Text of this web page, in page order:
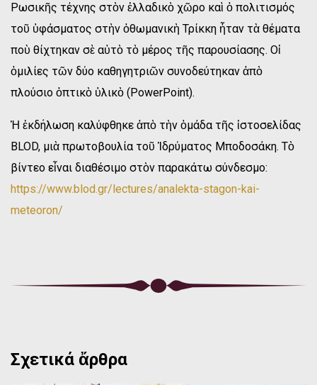
Ρωσικῆς τέχνης στὸν ἑλλαδικὸ χῶρο καὶ ὁ πολιτισμός
τοῦ ὑφάσματος στὴν ὀθωμανικὴ Τρίκκη ἦταν τὰ θέματα
ποὺ θίχτηκαν σὲ αὐτὸ τὸ μέρος τῆς παρουσίασης. Οἱ
ὁμιλίες τῶν δύο καθηγητριῶν συνοδεύτηκαν ἀπὸ
πλούσιο ὀπτικὸ ὑλικὸ (PowerPoint).
Ἡ ἐκδήλωση καλύφθηκε ἀπὸ τὴν ὁμάδα τῆς ἰστοσελίδας
BLOD, μιὰ πρωτοβουλία τοῦ Ἱδρύματος Μποδοσάκη. Τὸ
βίντεο εἶναι διαθέσιμο στὸν παρακάτω σύνδεσμο:
https://www.blod.gr/lectures/analekta-stagon-kai-
meteoron/
Σχετικά ἄρθρα